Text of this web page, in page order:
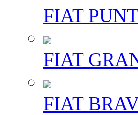
FIAT
FIAT
FIAT